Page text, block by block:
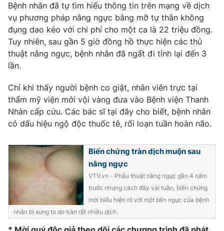
Câu chuyện quốc tế
Tài chính
Thị trường
Góc doanh nghiệp
Dữ liệu và đời sống
Truyền hình
Phim VTV
Hậu trường
Nhân vật
Khán giả
Giải sao mai
Điện ảnh
Âm nhạc
Đời sống
Du lịch
Làm đẹp
Chất lượng cuộc sống
Tuyển sinh
Học trực tuyến
Công nghệ
Hitech Công nghệ tương lai
Giao lưu trực tuyến
Lịch phát sóng
Bệnh nhân đã tự tìm hiểu thông tin trên mạng về dịch
vụ phương pháp nâng ngực bằng mỡ tự thân không
đụng dao kéo với chi phí cho một ca là 22 triệu đồng.
Tuy nhiên, sau gần 5 giờ đồng hồ thực hiện các thủ
thuật nâng ngực, bệnh nhân đã ngất đi tỉnh lại đến 3
lần.
Chỉ khi thấy người bệnh co giật, nhân viên trực tại
thẩm mỹ viện mới vội vàng đưa vào Bệnh viện Thanh
Nhàn cấp cứu. Các bác sĩ tại đây cho biết, bệnh nhân
có dấu hiệu ngộ độc thuốc tê, rối loạn tuần hoàn não.
Biến chứng tràn dịch muộn sau
nâng ngực
VTV.vn - Phẫu thuật nâng ngực gần 4 năm
trước nhưng cách đây vài tuần, biến chứng
mới biểu hiện rõ với một bên ngực của bệnh
nhân bị sưng to do tràn rất nhiều dịch.